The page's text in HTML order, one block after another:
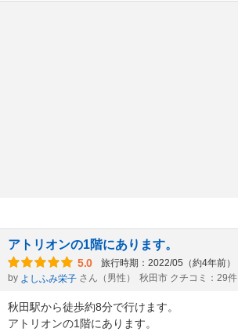
アトリオンの1階にあります。
5.0 旅行時期：2022/05（約4年前）
by よしふみ栄子 さん（男性） 秋田市 クチコミ：29件
秋田駅から徒歩約8分で行けます。
アトリオンの1階にあります。